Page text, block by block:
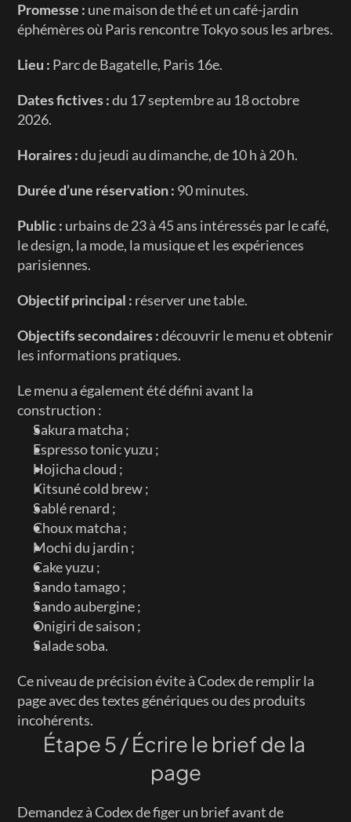
Promesse : une maison de thé et un café-jardin
éphémères où Paris rencontre Tokyo sous les arbres.
Lieu : Parc de Bagatelle, Paris 16e.
Dates fictives : du 17 septembre au 18 octobre
2026.
Horaires : du jeudi au dimanche, de 10 h à 20 h.
Durée d’une réservation : 90 minutes.
Public : urbains de 23 à 45 ans intéressés par le café,
le design, la mode, la musique et les expériences
parisiennes.
Objectif principal : réserver une table.
Objectifs secondaires : découvrir le menu et obtenir
les informations pratiques.
Le menu a également été défini avant la
construction :
Sakura matcha ;
Espresso tonic yuzu ;
Hojicha cloud ;
Kitsuné cold brew ;
Sablé renard ;
Choux matcha ;
Mochi du jardin ;
Cake yuzu ;
Sando tamago ;
Sando aubergine ;
Onigiri de saison ;
Salade soba.
Ce niveau de précision évite à Codex de remplir la
page avec des textes génériques ou des produits
incohérents.
Étape 5 / Écrire le brief de la
page
Demandez à Codex de figer un brief avant de